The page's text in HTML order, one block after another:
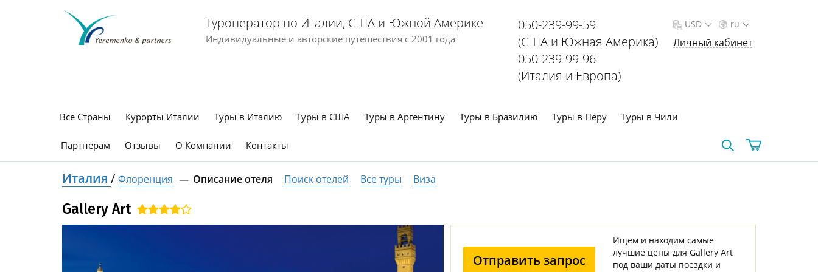
Туроператор по Италии, США и Южной Америке
Индивидуальные и авторские путешествия с 2001 года
050-239-99-59
(США и Южная Америка)
050-239-99-96
(Италия и Европа)
ru
USD
Личный кабинет
Все Страны Курорты Италии Туры в Италию Туры в США Туры в Аргентину Туры в Бразилию Туры в Перу Туры в Чили
Партнерам Отзывы О Компании Контакты
Италия / Флоренция Описание отеля Поиск отелей Все туры Виза
Gallery Art
Отправить запрос
Ищем и находим самые
лучшие цены для Gallery Art
под ваши даты поездки и